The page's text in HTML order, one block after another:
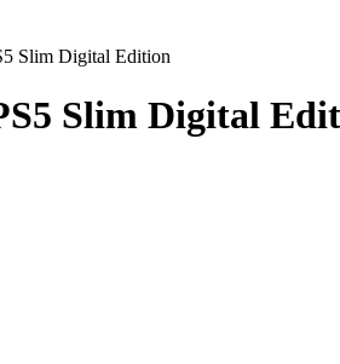
Slim Digital Edition
Slim Digital